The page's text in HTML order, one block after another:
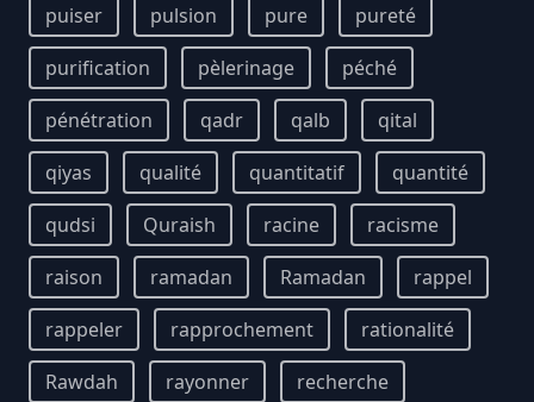
puiser
pulsion pure
pureté
purification
pèlerinage
péché
pénétration
qadr qalb
qital
qiyas
qualité quantitatif
quantité
qudsi
Quraish racine
racisme
raison
ramadan Ramadan
rappel
rappeler
rapprochement
rationalité
Rawdah
rayonner
recherche